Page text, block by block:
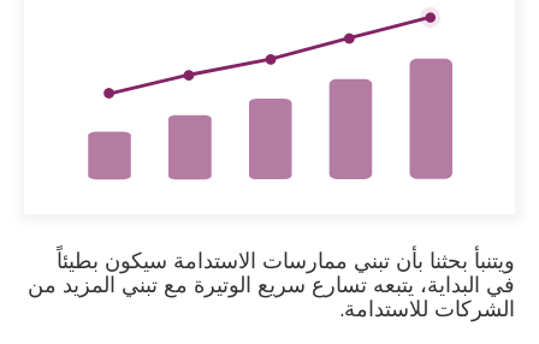
ويتنبأ بحثنا بأن تبني ممارسات الاستدامة سيكون بطيئاً
في البداية، يتبعه تسارع سريع الوتيرة مع تبني المزيد من
الشركات للاستدامة.